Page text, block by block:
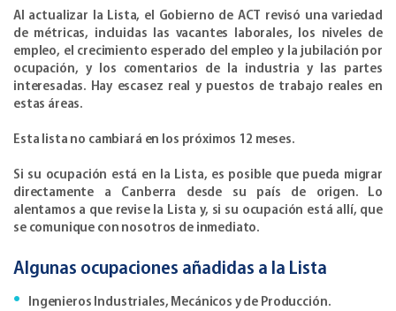
Al actualizar la Lista, el Gobierno de ACT revisó una variedad
de métricas, incluidas las vacantes laborales, los niveles de
empleo, el crecimiento esperado del empleo y la jubilación por
ocupación, y los comentarios de la industria y las partes
interesadas. Hay escasez real y puestos de trabajo reales en
estas áreas.
Esta lista no cambiará en los próximos 12 meses.
Si su ocupación está en la Lista, es posible que pueda migrar
directamente a Canberra desde su país de origen. Lo
alentamos a que revise la Lista y, si su ocupación está allí, que
se comunique con nosotros de inmediato.
Algunas ocupaciones añadidas a la Lista
Ingenieros Industriales, Mecánicos y de Producción.